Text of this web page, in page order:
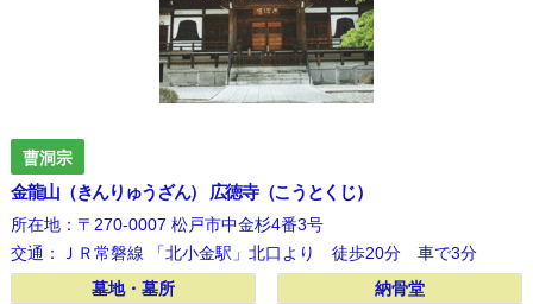
曹洞宗
金龍山（きんりゅうざん） 広徳寺（こうとくじ）
所在地：〒270-0007 松戸市中金杉4番3号
交通：ＪＲ常磐線 「北小金駅」北口より 徒歩20分 車で3分
墓地・墓所
墓地・墓所 納骨堂
納骨堂